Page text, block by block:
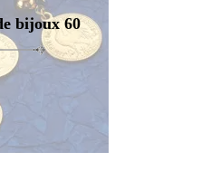
bijoux 60